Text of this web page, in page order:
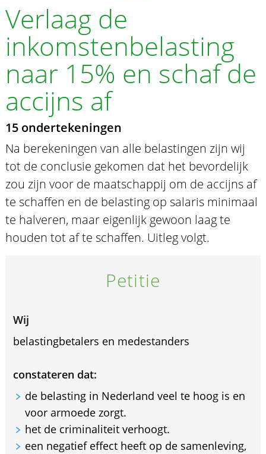
Verlaag de
inkomstenbelasting
naar 15% en schaf de
accijns af
15 ondertekeningen
Na berekeningen van alle belastingen zijn wij
tot de conclusie gekomen dat het bevordelijk
zou zijn voor de maatschappij om de accijns af
te schaffen en de belasting op salaris minimaal
te halveren, maar eigenlijk gewoon laag te
houden tot af te schaffen. Uitleg volgt.
Petitie
Wij
belastingbetalers en medestanders
constateren dat:
de belasting in Nederland veel te hoog is en
voor armoede zorgt.
het de criminaliteit verhoogt.
een negatief effect heeft op de samenleving,